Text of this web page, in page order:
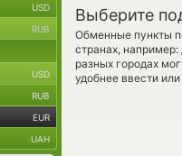
Выберите
Обменные пункты
странах, например:
разных городах
удобнее ввести
USD
RUB
USD
RUB
EUR
UAH